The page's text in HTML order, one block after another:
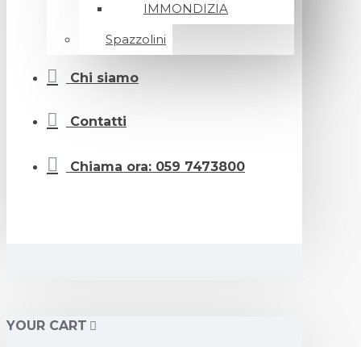
IMMONDIZIA
Spazzolini
Chi siamo
Contatti
Chiama ora: 059 7473800
YOUR CART